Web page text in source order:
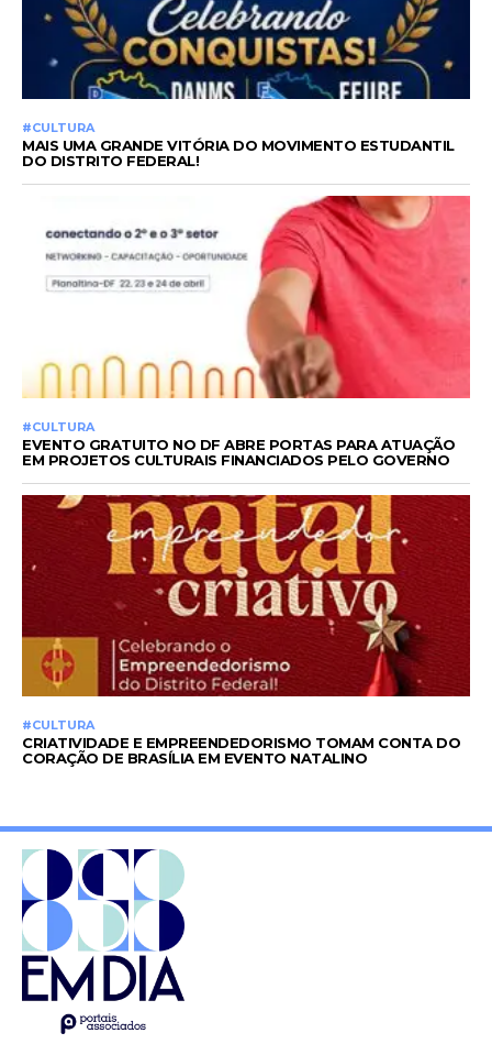
#CULTURA
MAIS UMA GRANDE VITÓRIA DO MOVIMENTO ESTUDANTIL
DO DISTRITO FEDERAL!
#CULTURA
EVENTO GRATUITO NO DF ABRE PORTAS PARA ATUAÇÃO
EM PROJETOS CULTURAIS FINANCIADOS PELO GOVERNO
#CULTURA
CRIATIVIDADE E EMPREENDEDORISMO TOMAM CONTA DO
CORAÇÃO DE BRASÍLIA EM EVENTO NATALINO